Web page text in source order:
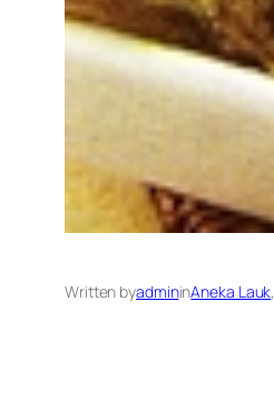
Written byadmininAneka Lauk,